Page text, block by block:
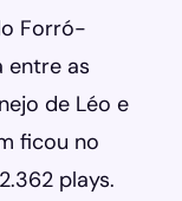
Forró-
entre as
de Léo e
ficou no
plays.